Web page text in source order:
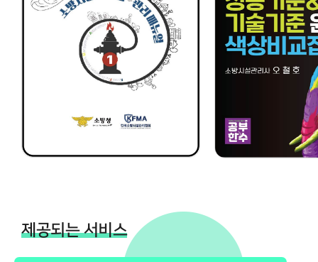
제공되는 서비스